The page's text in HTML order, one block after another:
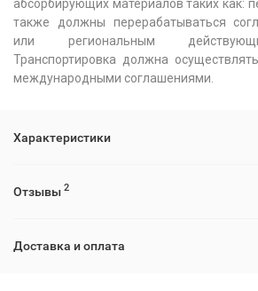
абсорбирующих материалов таких как:
также должны перерабатываться
или региональным
Транспортировка должна
международными соглашениями.
Характеристики
Отзывы 2
Доставка и оплата